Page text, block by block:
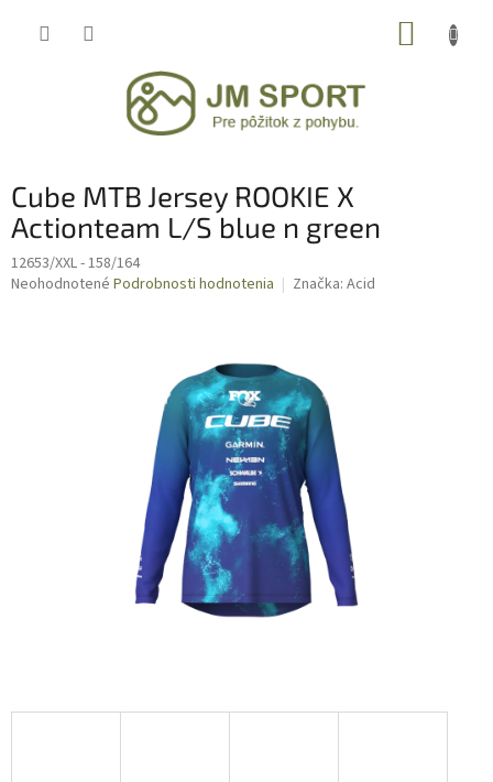
Cube MTB Jersey ROOKIE X
Actionteam L/S blue n green
12653/XXL - 158/164
Priemerné
Neohodnotené Podrobnosti hodnotenia Značka: Acid